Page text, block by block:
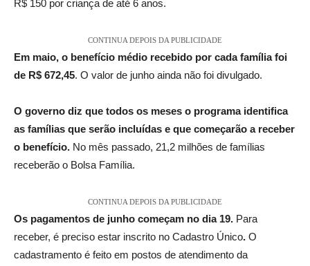
R$ 150 por criança de até 6 anos.
CONTINUA DEPOIS DA PUBLICIDADE
Em maio, o benefício médio recebido por cada família foi
de R$ 672,45. O valor de junho ainda não foi divulgado.
O governo diz que todos os meses o programa identifica
as famílias que serão incluídas e que começarão a receber
o benefício. No mês passado, 21,2 milhões de famílias
receberão o Bolsa Família.
CONTINUA DEPOIS DA PUBLICIDADE
Os pagamentos de junho começam no dia 19. Para
receber, é preciso estar inscrito no Cadastro Único. O
cadastramento é feito em postos de atendimento da